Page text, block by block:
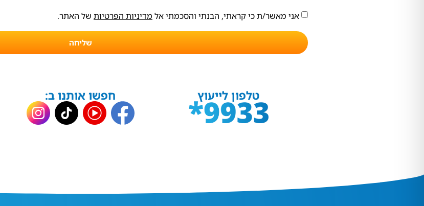
אני מאשר/ת כי קראתי, הבנתי והסכמתי אל מדיניות הפרטיות של האתר.
שליחה
טלפון לייעוץ חפשו אותנו ב: